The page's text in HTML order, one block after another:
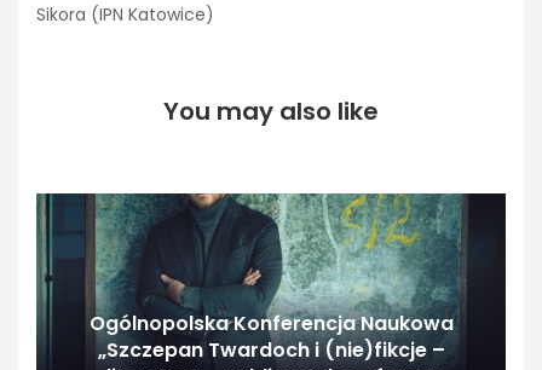
Sikora (IPN Katowice)
You may also like
Ogólnopolska Konferencja Naukowa
„Szczepan Twardoch i (nie)fikcje –